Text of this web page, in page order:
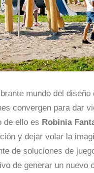
mundo del
convergen para dar
de ello es Robinia
y dejar volar la
de soluciones de
de generar un nuevo